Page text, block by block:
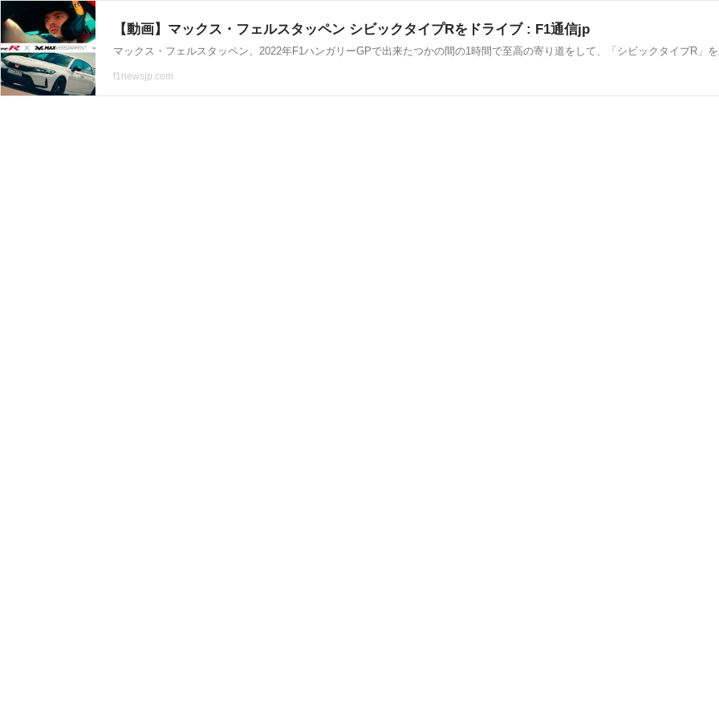
【動画】マックス・フェルスタッペン シビックタイプRをドライブ : F1通信jp
マックス・フェルスタッペン、2022年F1ハンガリーGPで出来たつかの間の1時間で至高の寄り道をして、「シビックタイプR」を
f1newsjp.com